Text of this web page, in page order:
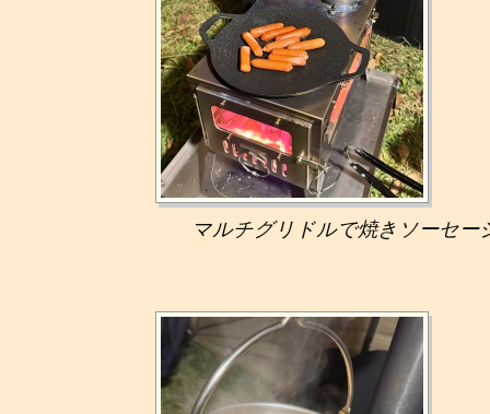
マルチグリドルで焼きソーセー